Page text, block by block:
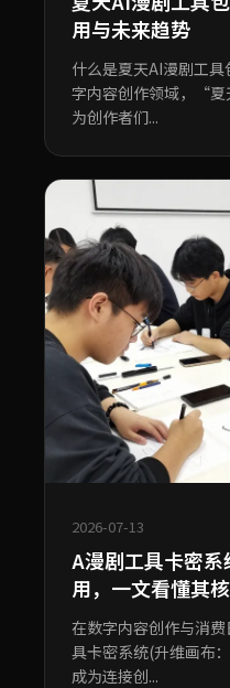
用与未来趋势
什么是夏天AI漫剧工
字内容创作领域，“
为创作者们...
2026-07-13
A漫剧工具卡密
用，一文看懂其
在数字内容创作与消
具卡密系统(升维画布
成为连接创...